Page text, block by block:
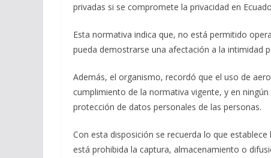
privadas si se compromete la privacidad en
Esta normativa indica que, no está permitido
pueda demostrarse una afectación a la intimidad
Además, el organismo, recordó que el uso de
cumplimiento de la normativa vigente, y en
protección de datos personales de las personas.
Con esta disposición se recuerda lo que
está prohibida la captura, almacenamiento o